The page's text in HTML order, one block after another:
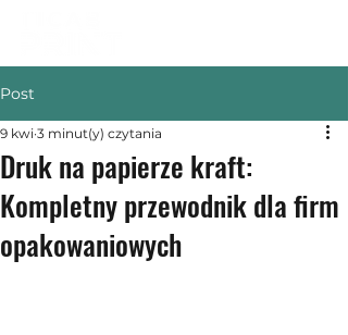
Post
Druk na papierze kraft:
Kompletny przewodnik dla firm
opakowaniowych
9 kwi 3 minut(y) czytania